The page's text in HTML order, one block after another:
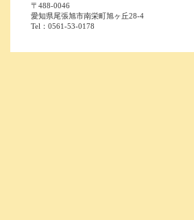
〒488-0046
愛知県尾張旭市南栄町旭ヶ丘28-4
Tel：0561-53-0178